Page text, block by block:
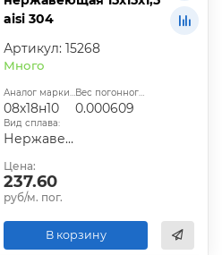
aisi 304
Артикул: 15268
Много
Аналог марки стали:
08х18н10
Вес погонного метра, т.:
0.000609
Вид сплава:
Нержавеющий
Цена:
237.60
руб/м. пог.
В корзину